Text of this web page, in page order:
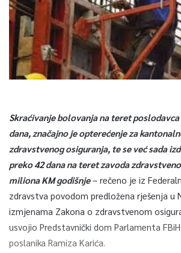
Skraćivanje bolovanja na teret poslodavca
dana, značajno je opterećenje za
zdravstvenog osiguranja, te se već sada
preko 42 dana na teret zavoda
miliona KM godišnje– rečeno je iz
zdravstva povodom predložena rješenja u
izmjenama Zakona o zdravstvenom
usvojio Predstavnički dom Parlamenta
poslanika Ramiza Karića.